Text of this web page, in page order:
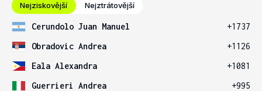
Nejziskovější Nejztrátovější
Cerundolo Juan Manuel
+1737
Obradovic Andrea
+1126
Eala Alexandra
+1081
Guerrieri Andrea
+995